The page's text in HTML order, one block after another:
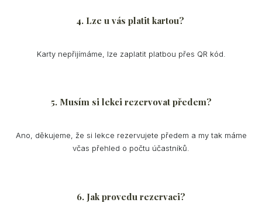
4. Lze u vás platit kartou?
Karty nepřijímáme, lze zaplatit platbou přes QR kód.
5. Musím si lekci rezervovat předem?
Ano, děkujeme, že si lekce rezervujete předem a my tak máme
včas přehled o počtu účastníků.
6. Jak provedu rezervaci?